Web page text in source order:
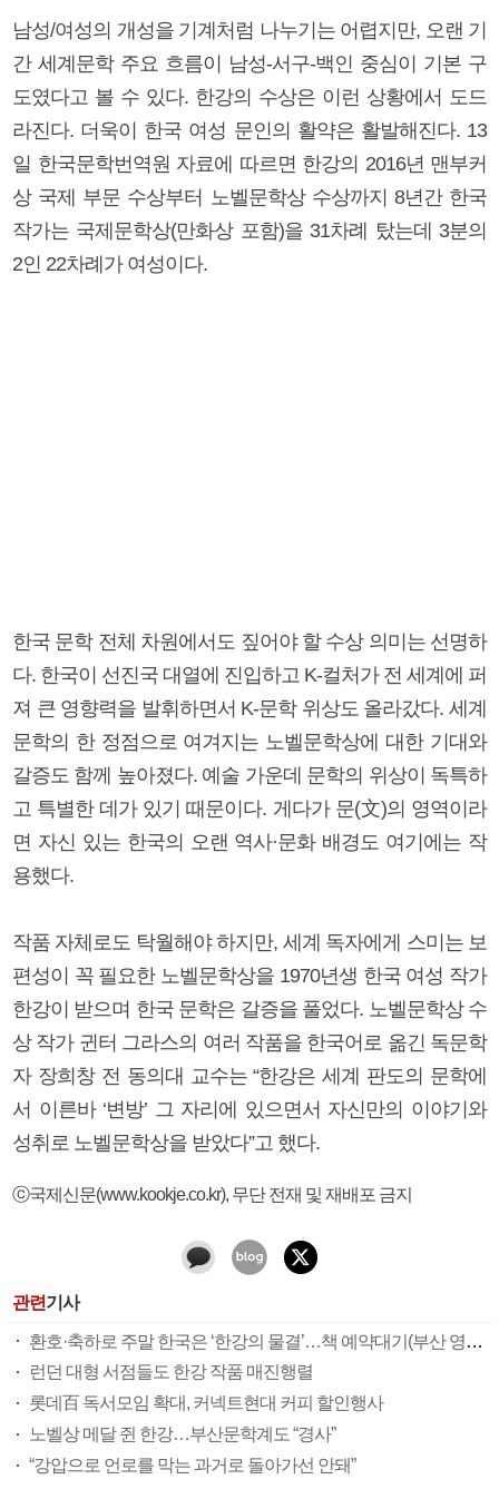
남성/여성의 개성을 기계처럼 나누기는 어렵지만, 오랜 기
간 세계문학 주요 흐름이 남성-서구-백인 중심이 기본 구
도였다고 볼 수 있다. 한강의 수상은 이런 상황에서 도드
라진다. 더욱이 한국 여성 문인의 활약은 활발해진다. 13
일 한국문학번역원 자료에 따르면 한강의 2016년 맨부커
상 국제 부문 수상부터 노벨문학상 수상까지 8년간 한국
작가는 국제문학상(만화상 포함)을 31차례 탔는데 3분의
2인 22차례가 여성이다.
한국 문학 전체 차원에서도 짚어야 할 수상 의미는 선명하
다. 한국이 선진국 대열에 진입하고 K-컬처가 전 세계에 퍼
져 큰 영향력을 발휘하면서 K-문학 위상도 올라갔다. 세계
문학의 한 정점으로 여겨지는 노벨문학상에 대한 기대와
갈증도 함께 높아졌다. 예술 가운데 문학의 위상이 독특하
고 특별한 데가 있기 때문이다. 게다가 문(文)의 영역이라
면 자신 있는 한국의 오랜 역사·문화 배경도 여기에는 작
용했다.
작품 자체로도 탁월해야 하지만, 세계 독자에게 스미는 보
편성이 꼭 필요한 노벨문학상을 1970년생 한국 여성 작가
한강이 받으며 한국 문학은 갈증을 풀었다. 노벨문학상 수
상 작가 귄터 그라스의 여러 작품을 한국어로 옮긴 독문학
자 장희창 전 동의대 교수는 “한강은 세계 판도의 문학에
서 이른바 ‘변방’ 그 자리에 있으면서 자신만의 이야기와
성취로 노벨문학상을 받았다”고 했다.
ⓒ국제신문(www.kookje.co.kr), 무단 전재 및 재배포 금지
관련기사
환호·축하로 주말 한국은 ‘한강의 물결’…책 예약대기(부산 영광도서 기준) 1~2주
런던 대형 서점들도 한강 작품 매진행렬
롯데百 독서모임 확대, 커넥트현대 커피 할인행사
노벨상 메달 쥔 한강…부산문학계도 “경사”
“강압으로 언로를 막는 과거로 돌아가선 안돼”